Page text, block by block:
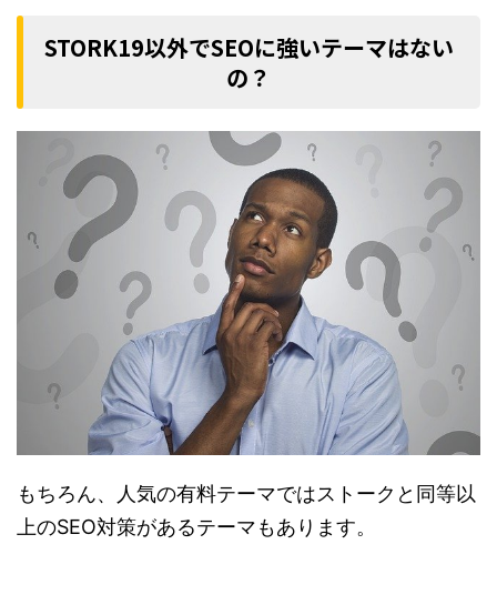
STORK19以外でSEOに強いテーマはない
の？
もちろん、人気の有料テーマではストークと同等以
上のSEO対策があるテーマもあります。